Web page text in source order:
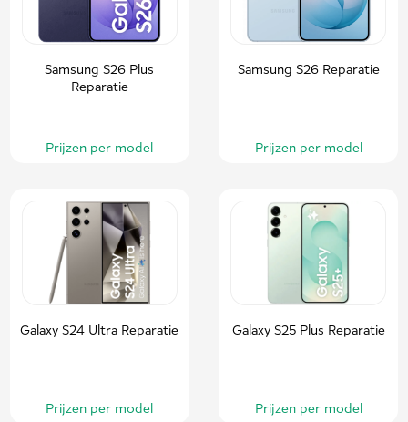
Samsung S26 Plus
Reparatie
Prijzen per model
Samsung S26 Reparatie
Prijzen per model
Galaxy S24 Ultra Reparatie
Prijzen per model
Galaxy S25 Plus Reparatie
Prijzen per model